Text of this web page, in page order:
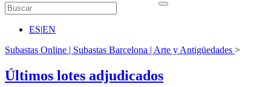
ES|EN
Subastas Online | Subastas Barcelona | Arte y Antigüedades >
Últimos lotes adjudicados